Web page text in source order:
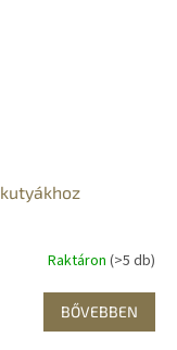
Raktáron (>5 db)
BŐVEBBEN